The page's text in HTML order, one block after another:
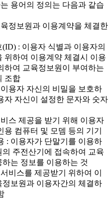
용어의 정의는 다음과 같습
정보원과 이용계약을 체결한
: 이용자 식별과 이용자의
위하여 이용계약 체결시 이용
하여 교육정보원이 부여하는
조합
용자 자신의 비밀을 보호하
자 자신이 설정한 문자와 숫자
스 제공을 받기 위해 이용자
용 컴퓨터 및 모뎀 등의 기기
: 이용자가 단말기를 이용하
의 주전산기에 접속하여 교육
는 정보를 이용하는 것
비스를 제공받기 위하여 이
정보원과 이용자간의 체결하